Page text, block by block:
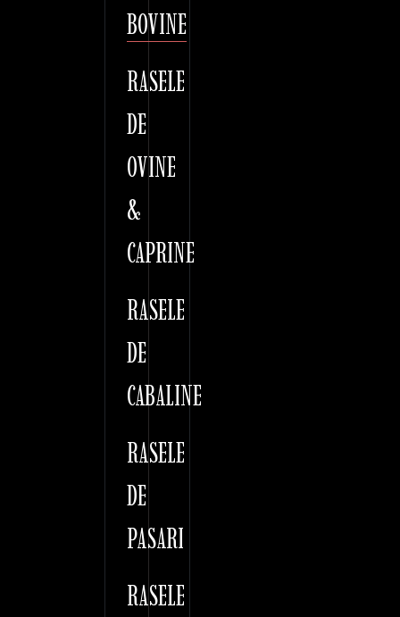
BOVINE
RASELE
DE
OVINE
&
CAPRINE
RASELE
DE
CABALINE
RASELE
DE
PASARI
RASELE